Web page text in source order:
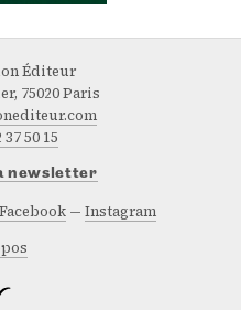
Éditeur
75020 Paris
37 50 15
newsletter
Facebook
Instagram